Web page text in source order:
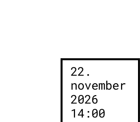
22.
november
2026
14:00